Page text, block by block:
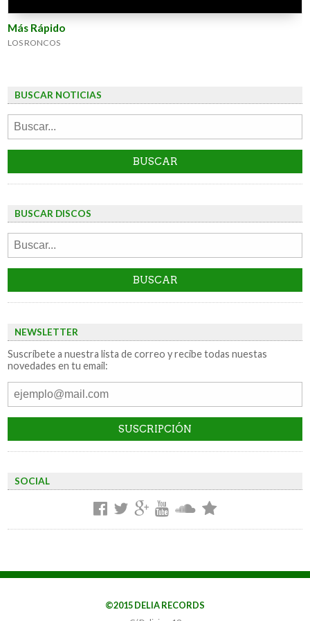
Más Rápido
LOS RONCOS
BUSCAR NOTICIAS
BUSCAR DISCOS
NEWSLETTER
Suscríbete a nuestra lista de correo y recibe todas nuestas
novedades en tu email:
SOCIAL
©2015 DELIA RECORDS